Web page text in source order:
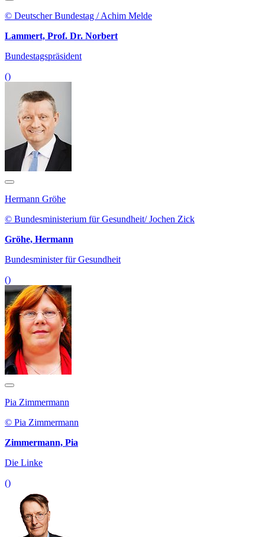
© Deutscher Bundestag / Achim Melde
Lammert, Prof. Dr. Norbert
Bundestagspräsident
()
Hermann Gröhe
© Bundesministerium für Gesundheit/ Jochen Zick
Gröhe, Hermann
Bundesminister für Gesundheit
()
Pia Zimmermann
© Pia Zimmermann
Zimmermann, Pia
Die Linke
()